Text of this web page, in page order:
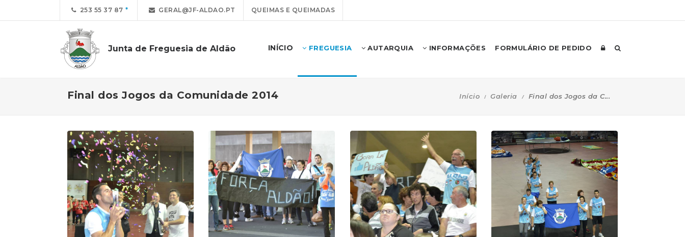
253 55 37 87 GERAL@JF-ALDAO.PT QUEIMAS E QUEIMADAS
Junta de Freguesia de Aldão INÍCIO FREGUESIA AUTARQUIA INFORMAÇÕES FORMULÁRIO DE PEDIDO
Final dos Jogos da Comunidade 2014 Início Galeria Final dos Jogos da C...